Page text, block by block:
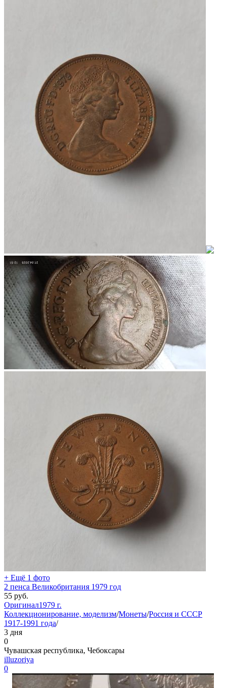
+ Ещё 1 фото
2 пенса Великобритания 1979 год
55 руб.
Оригинал1979 г.
Коллекционирование, моделизм/Монеты/Россия и СССР
1917-1991 года/
3 дня
0
Чувашская республика, Чебоксары
illuzoriya
0